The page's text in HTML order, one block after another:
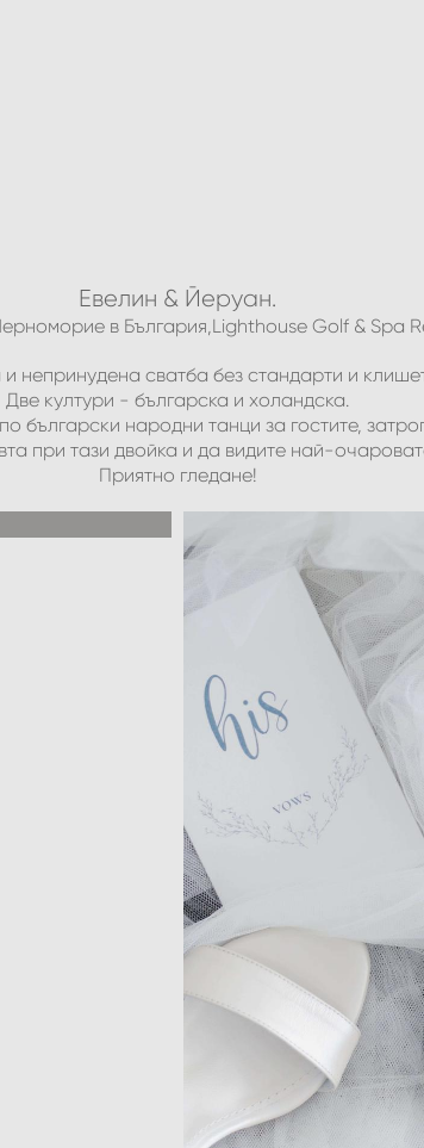
Евелин & Йеруан.
в България,Lighthouse Golf & Spa
и непринудена сватба без стандарти и
Две култури - българска и холандска.
български народни танци за гостите,
при тази двойка и да видите най-
Приятно гледане!